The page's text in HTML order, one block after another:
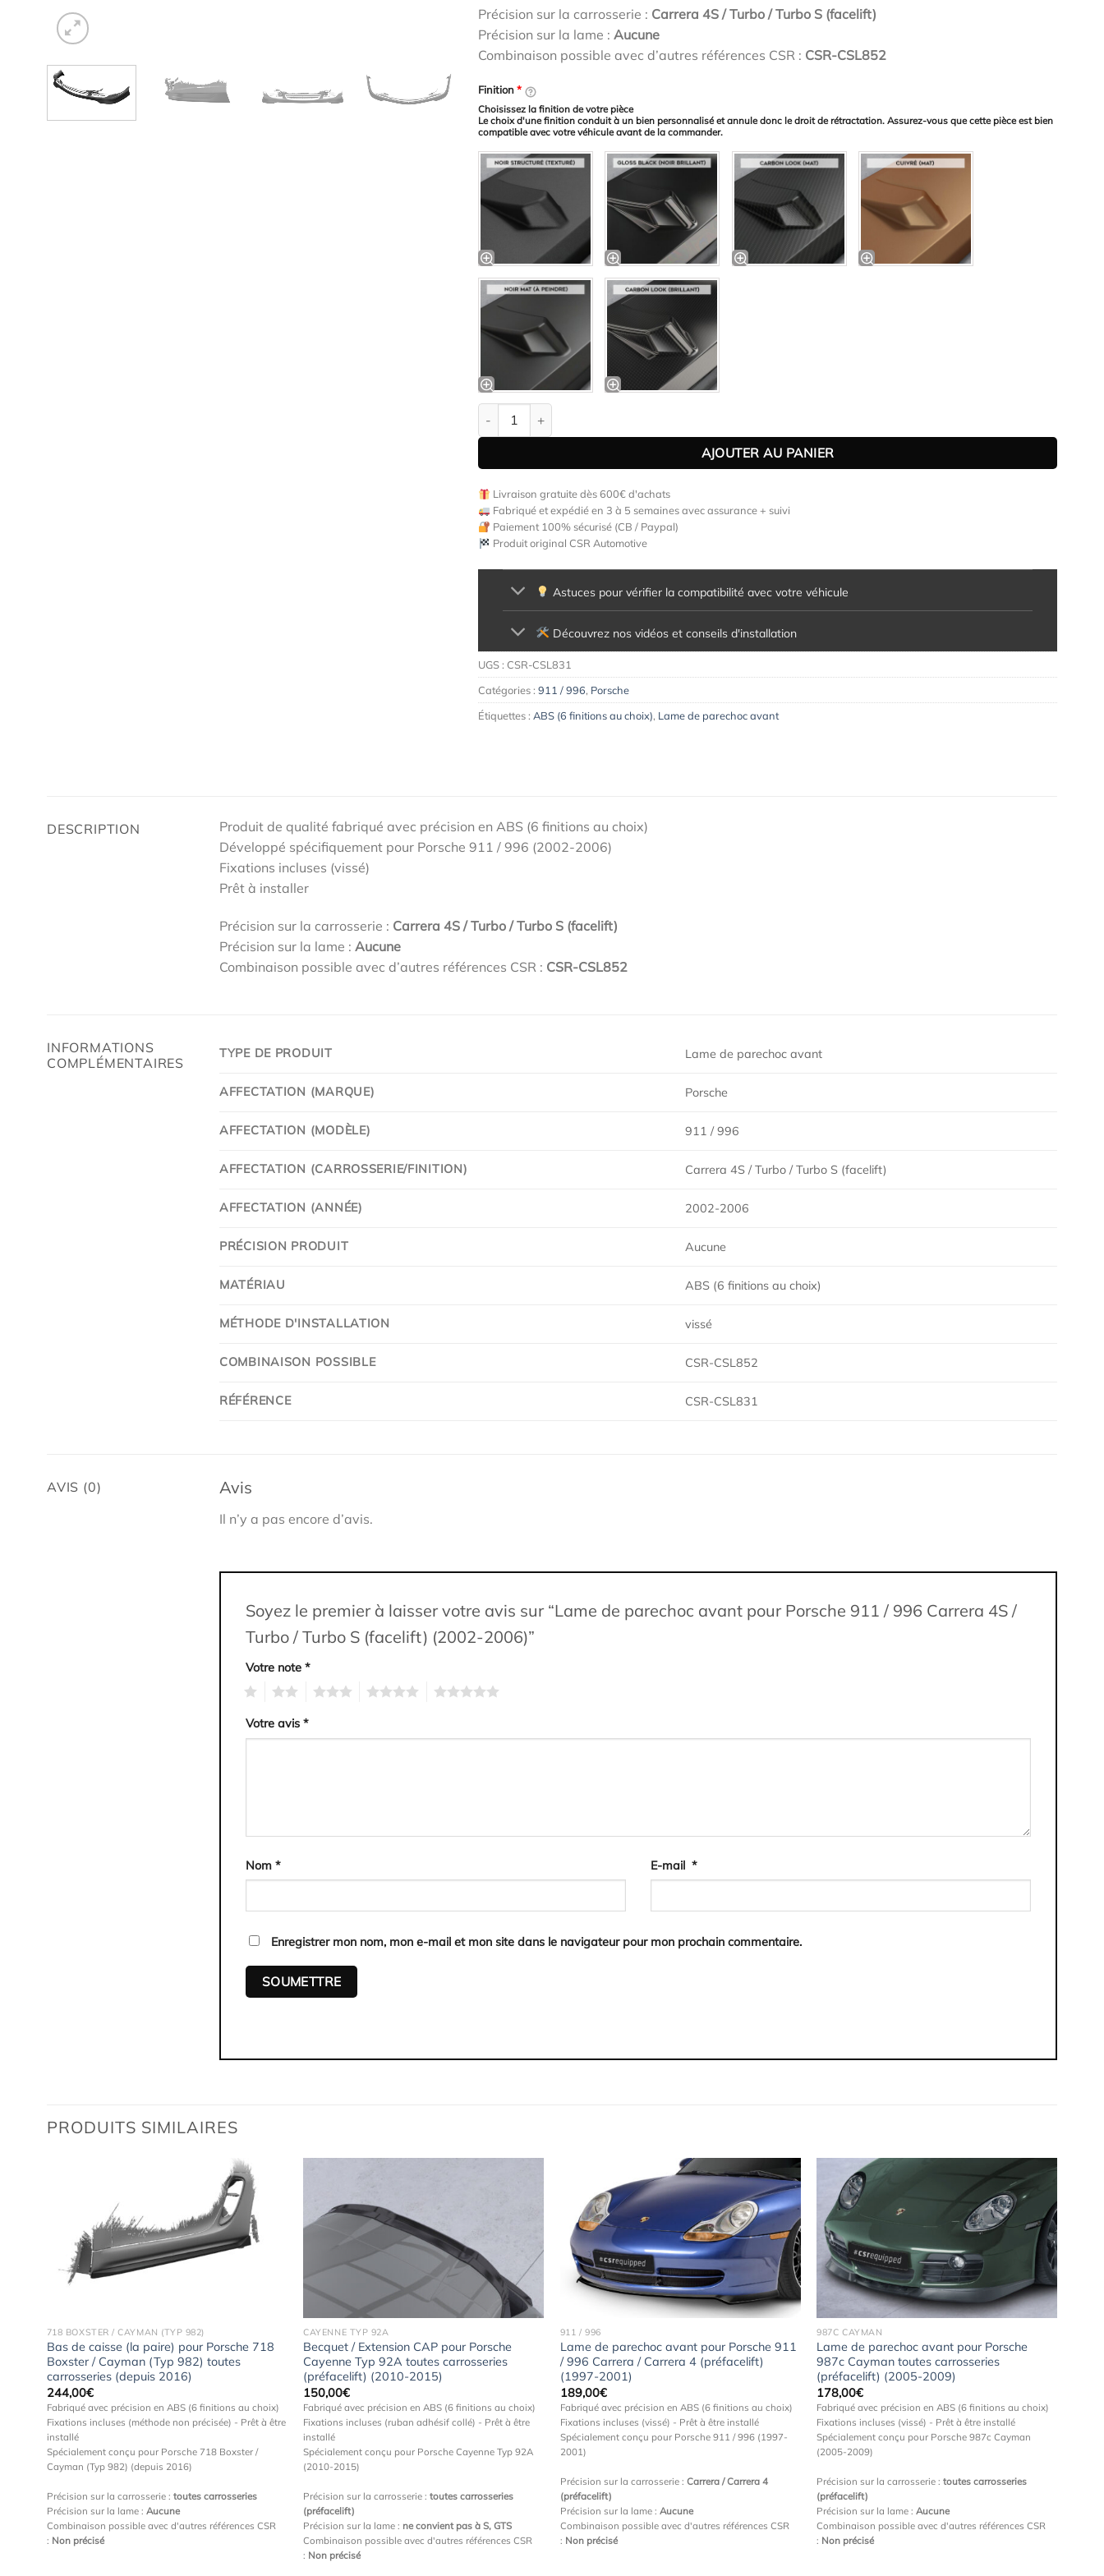
Précision sur la carrosserie : Carrera 4S / Turbo / Turbo S (facelift)
Précision sur la lame : Aucune
Combinaison possible avec d’autres références CSR : CSR-CSL852
Finition*
Choisissez la finition de votre pièce
Le choix d'une finition conduit à un bien personnalisé et annule donc le droit de rétractation. Assurez-vous que cette pièce est bien
compatible avec votre véhicule avant de la commander.
quantité de Lame de parechoc avant pour Porsche 911 / 996 Carrera 4S / Turbo / Turbo S (facelift) (2002-2006)
AJOUTER AU PANIER
Livraison gratuite dès 600€ d'achats
Fabriqué et expédié en 3 à 5 semaines avec assurance + suivi
Paiement 100% sécurisé (CB / Paypal)
Produit original CSR Automotive
Astuces pour vérifier la compatibilité avec votre véhicule
Découvrez nos vidéos et conseils d'installation
UGS : CSR-CSL831
Catégories : 911 / 996, Porsche
Étiquettes : ABS (6 finitions au choix), Lame de parechoc avant
DESCRIPTION
Produit de qualité fabriqué avec précision en ABS (6 finitions au choix)
Développé spécifiquement pour Porsche 911 / 996 (2002-2006)
Fixations incluses (vissé)
Prêt à installer
Précision sur la carrosserie : Carrera 4S / Turbo / Turbo S (facelift)
Précision sur la lame : Aucune
Combinaison possible avec d’autres références CSR : CSR-CSL852
INFORMATIONS
COMPLÉMENTAIRES
TYPE DE PRODUIT Lame de parechoc avant
AFFECTATION (MARQUE) Porsche
AFFECTATION (MODÈLE) 911 / 996
AFFECTATION (CARROSSERIE/FINITION) Carrera 4S / Turbo / Turbo S (facelift)
AFFECTATION (ANNÉE) 2002-2006
PRÉCISION PRODUIT Aucune
MATÉRIAU ABS (6 finitions au choix)
MÉTHODE D'INSTALLATION vissé
COMBINAISON POSSIBLE CSR-CSL852
RÉFÉRENCE CSR-CSL831
AVIS (0) Avis
Il n’y a pas encore d’avis.
Soyez le premier à laisser votre avis sur “Lame de parechoc avant pour Porsche 911 / 996 Carrera 4S /
Turbo / Turbo S (facelift) (2002-2006)”
Votre note *
Votre avis *
Nom * E-mail *
Enregistrer mon nom, mon e-mail et mon site dans le navigateur pour mon prochain commentaire.
PRODUITS SIMILAIRES
Ajouter
à la
718 BOXSTER / CAYMAN (TYP 982)
Bas de caisse (la paire) pour Porsche 718
Boxster / Cayman (Typ 982) toutes
carrosseries (depuis 2016)
244,00€
Fabriqué avec précision en ABS (6 finitions au choix)
Fixations incluses (méthode non précisée) - Prêt à être
installé
Spécialement conçu pour Porsche 718 Boxster /
Cayman (Typ 982) (depuis 2016)
Précision sur la carrosserie : toutes carrosseries
Précision sur la lame : Aucune
Combinaison possible avec d'autres références CSR
: Non précisé
wishlist
CAYENNE TYP 92A
Becquet / Extension CAP pour Porsche
Cayenne Typ 92A toutes carrosseries
(préfacelift) (2010-2015)
150,00€
Fabriqué avec précision en ABS (6 finitions au choix)
Fixations incluses (ruban adhésif collé) - Prêt à être
installé
Spécialement conçu pour Porsche Cayenne Typ 92A
(2010-2015)
Précision sur la carrosserie :toutes carrosseries
(préfacelift)
Précision sur la lame : ne convient pas à S, GTS
Combinaison possible avec d'autres références CSR
: Non précisé
Ajouter
à la
wishlist
911 / 996
Lame de parechoc avant pour Porsche 911
/ 996 Carrera / Carrera 4 (préfacelift)
(1997-2001)
189,00€
Fabriqué avec précision en ABS (6 finitions au choix)
Fixations incluses (vissé) - Prêt à être installé
Spécialement conçu pour Porsche 911 / 996 (1997-
2001)
Précision sur la carrosserie : Carrera / Carrera 4
(préfacelift)
Précision sur la lame : Aucune
Combinaison possible avec d'autres références CSR
: Non précisé
Ajouter
à la
wishlist
987C CAYMAN
Lame de parechoc avant pour Porsche
987c Cayman toutes carrosseries
(préfacelift) (2005-2009)
178,00€
Fabriqué avec précision en ABS (6 finitions au choix)
Fixations incluses (vissé) - Prêt à être installé
Spécialement conçu pour Porsche 987c Cayman
(2005-2009)
Précision sur la carrosserie :toutes carrosseries
(préfacelift)
Précision sur la lame :Aucune
Combinaison possible avec d'autres références CSR
: Non précisé